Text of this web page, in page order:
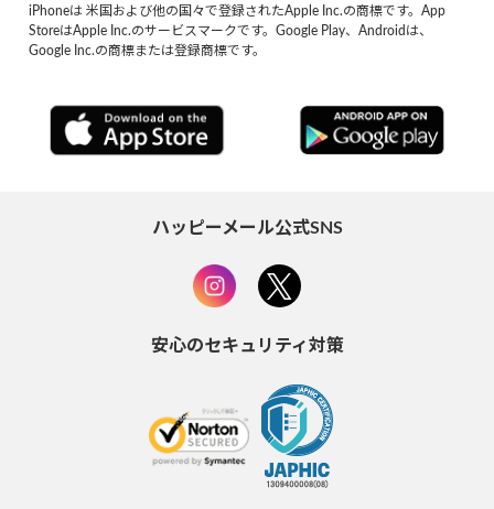
iPhoneは 米国および他の国々で登録されたApple Inc.の商標です。App
StoreはApple Inc.のサービスマークです。Google Play、Androidは、
Google Inc.の商標または登録商標です。
ハッピーメール公式SNS
安心のセキュリティ対策